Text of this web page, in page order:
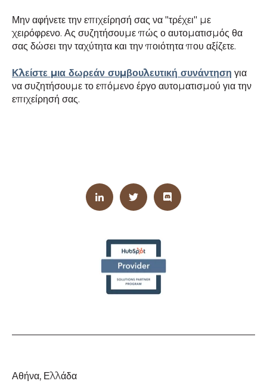
Μην αφήνετε την επιχείρησή σας να "τρέχει" με
χειρόφρενο. Ας συζητήσουμε πώς ο αυτοματισμός θα
σας δώσει την ταχύτητα και την ποιότητα που αξίζετε.
Κλείστε μια δωρεάν συμβουλευτική συνάντηση για
να συζητήσουμε το επόμενο έργο αυτοματισμού για την
επιχείρησή σας.
Αθήνα, Ελλάδα